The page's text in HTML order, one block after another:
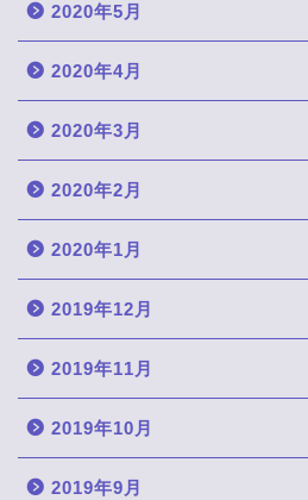
2020年5月
2020年4月
2020年3月
2020年2月
2020年1月
2019年12月
2019年11月
2019年10月
2019年9月